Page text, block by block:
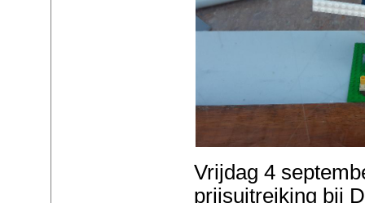
Vrijdag 4
prijsuitreiking bij